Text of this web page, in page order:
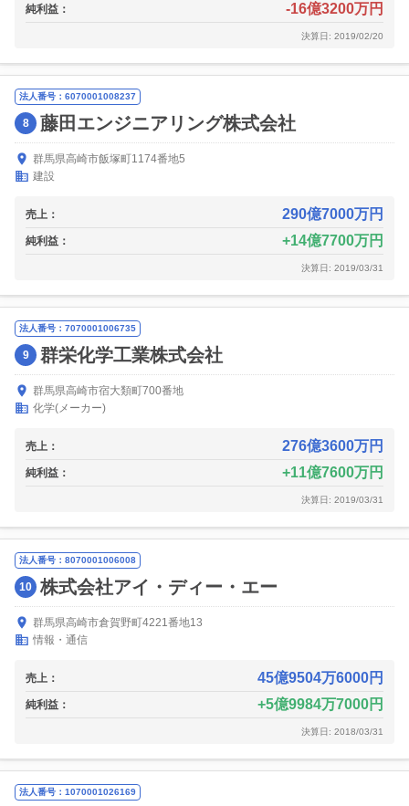
純利益： -16億3200万円
決算日: 2019/02/20
法人番号：6070001008237
8 藤田エンジニアリング株式会社
群馬県高崎市飯塚町1174番地5
建設
売上： 290億7000万円
純利益： 14億7700万円
決算日: 2019/03/31
法人番号：7070001006735
9 群栄化学工業株式会社
群馬県高崎市宿大類町700番地
化学(メーカー)
売上： 276億3600万円
純利益： 11億7600万円
決算日: 2019/03/31
法人番号：8070001006008
10 株式会社アイ・ディー・エー
群馬県高崎市倉賀野町4221番地13
情報・通信
売上： 45億9504万6000円
純利益： 5億9984万7000円
決算日: 2018/03/31
法人番号：1070001026169